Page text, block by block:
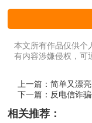
本文所有作品仅供个
有内容涉嫌侵权，可
上一篇：简单又漂
下一篇： 反电信诈
相关推荐：